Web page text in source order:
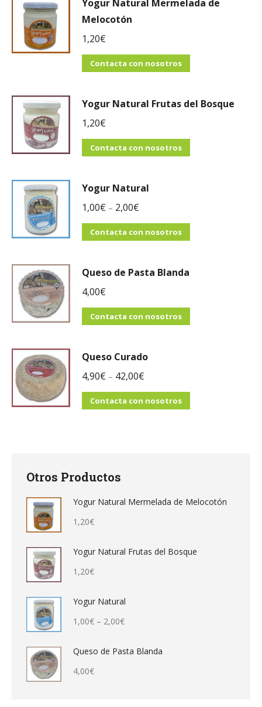
Yogur Natural Mermelada de
Melocotón
1,20€
Contacta con nosotros
Yogur Natural Frutas del Bosque
1,20€
Contacta con nosotros
Yogur Natural
1,00€ – 2,00€
Contacta con nosotros
Queso de Pasta Blanda
4,00€
Contacta con nosotros
Queso Curado
4,90€ – 42,00€
Contacta con nosotros
Otros Productos
Yogur Natural Mermelada de Melocotón
1,20€
Yogur Natural Frutas del Bosque
1,20€
Yogur Natural
1,00€ – 2,00€
Queso de Pasta Blanda
4,00€